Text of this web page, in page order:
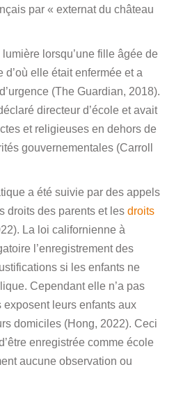
par « externat du château
lumière lorsqu’une fille âgée de
d’où elle était enfermée et a
(The Guardian, 2018).
directeur d’école et avait
et religieuses en dehors de
gouvernementales (Carroll
a été suivie par des appels
droits des parents et les droits
La loi californienne à
l’enregistrement des
si les enfants ne
Cependant elle n’a pas
exposent leurs enfants aux
domiciles (Hong, 2022). Ceci
enregistrée comme école
aucune observation ou